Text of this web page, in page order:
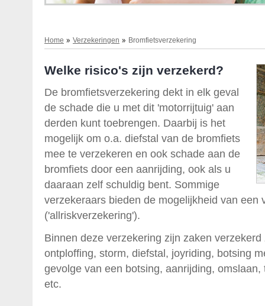
Home Verzekeringen Bromfietsverzekering
Welke risico's zijn verzekerd?
De bromfietsverzekering dekt in elk geval
de schade die u met dit 'motorrijtuig' aan
derden kunt toebrengen. Daarbij is het
mogelijk om o.a. diefstal van de bromfiets
mee te verzekeren en ook schade aan de
bromfiets door een aanrijding, ook als u
daaraan zelf schuldig bent. Sommige
verzekeraars bieden de mogelijkheid van een
('allriskverzekering').
Binnen deze verzekering zijn zaken
ontploffing, storm, diefstal, joyriding, botsing
gevolge van een botsing, aanrijding,
etc.